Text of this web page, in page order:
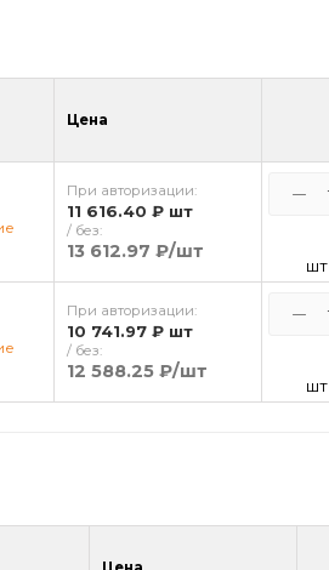
Цена
При авторизации:
11 616.40 ₽ шт
/ без:
13 612.97 ₽/шт
шт
При авторизации:
10 741.97 ₽ шт
/ без:
12 588.25 ₽/шт
шт